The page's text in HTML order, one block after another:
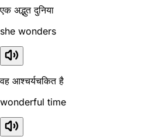
एक अद्भुत दुनिया
she wonders
वह आश्चर्यचकित है
wonderful time